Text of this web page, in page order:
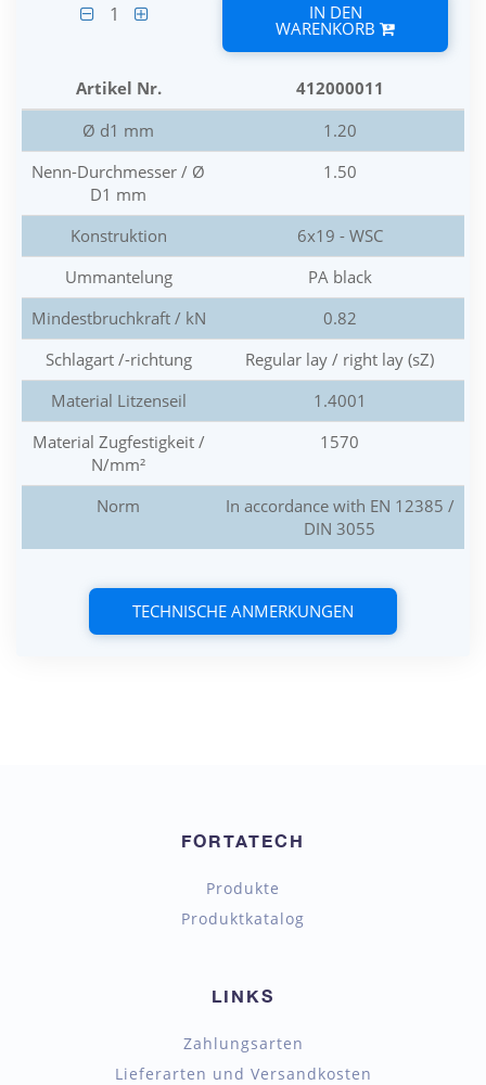
1 IN DEN
WARENKORB
Artikel Nr.
412000011
Ø d1 mm
1.20
Nenn-Durchmesser / Ø
D1 mm
1.50
Konstruktion
6x19 - WSC
Ummantelung
PA black
Mindestbruchkraft / kN
0.82
Schlagart /-richtung
Regular lay / right lay (sZ)
Material Litzenseil
1.4001
Material Zugfestigkeit /
N/mm²
1570
Norm
In accordance with EN 12385 /
DIN 3055
TECHNISCHE ANMERKUNGEN
FORTATECH
Produkte
Produktkatalog
LINKS
Zahlungsarten
Lieferarten und Versandkosten